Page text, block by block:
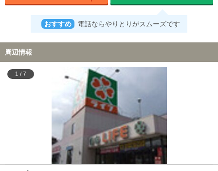
おすすめ 電話ならやりとりがスムーズです
周辺情報
1 /7